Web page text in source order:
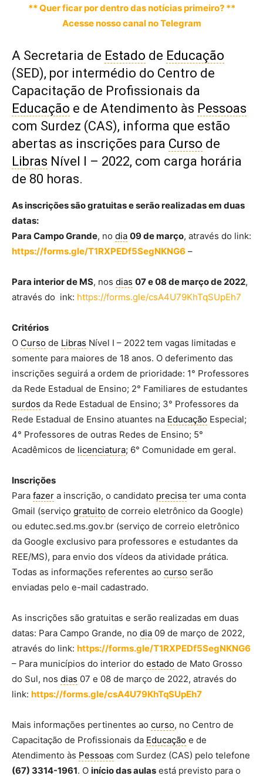
** Quer ficar por dentro das notícias primeiro? **
Acesse nosso canal no Telegram
A Secretaria de Estado de Educação
(SED), por intermédio do Centro de
Capacitação de Profissionais da
Educação e de Atendimento às Pessoas
com Surdez (CAS), informa que estão
abertas as inscrições para Curso de
Libras Nível I – 2022, com carga horária
de 80 horas.
As inscrições são gratuitas e serão realizadas em duas
datas:
Para Campo Grande, no dia 09 de março, através do link:
https://forms.gle/T1RXPEDf5SegNKNG6 –
Para interior de MS, nos dias 07 e 08 de março de 2022,
através do ink: https://forms.gle/csA4U79KhTqSUpEh7
Critérios
O Curso de Libras Nível I – 2022 tem vagas limitadas e
somente para maiores de 18 anos. O deferimento das
inscrições seguirá a ordem de prioridade: 1° Professores
da Rede Estadual de Ensino; 2° Familiares de estudantes
surdos da Rede Estadual de Ensino; 3° Professores da
Rede Estadual de Ensino atuantes na Educação Especial;
4° Professores de outras Redes de Ensino; 5°
Acadêmicos de licenciatura; 6° Comunidade em geral.
Inscrições
Para fazer a inscrição, o candidato precisa ter uma conta
Gmail (serviço gratuito de correio eletrônico da Google)
ou edutec.sed.ms.gov.br (serviço de correio eletrônico
da Google exclusivo para professores e estudantes da
REE/MS), para envio dos vídeos da atividade prática.
Todas as informações referentes ao curso serão
enviadas pelo e-mail cadastrado.
As inscrições são gratuitas e serão realizadas em duas
datas: Para Campo Grande, no dia 09 de março de 2022,
através do link: https://forms.gle/T1RXPEDf5SegNKNG6
– Para municípios do interior do estado de Mato Grosso
do Sul, nos dias 07 e 08 de março de 2022, através do
link: https://forms.gle/csA4U79KhTqSUpEh7
Mais informações pertinentes ao curso, no Centro de
Capacitação de Profissionais da Educação e de
Atendimento às Pessoas com Surdez (CAS) pelo telefone
(67) 3314-1961. O início das aulas está previsto para o